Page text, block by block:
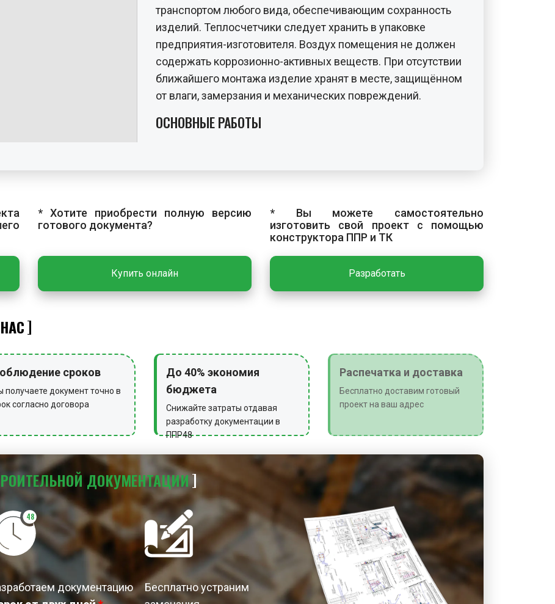
транспортом любого вида, обеспечивающим сохранность
изделий. Теплосчетчики следует хранить в упаковке
предприятия-изготовителя. Воздух помещения не должен
содержать коррозионно-активных веществ. При отсутствии
ближайшего монтажа изделие хранят в месте, защищённом
от влаги, замерзания и механических повреждений.
ОСНОВНЫЕ РАБОТЫ
К теплосчетчику должен быть обеспечен свободный
доступ в любое время года. Место установки должно
гарантировать эксплуатацию без механических
повреждений. Не допускается установка в затапливаемых,
холодных помещениях с температурой ниже +5 °С и
влажностью более 80%.
снятия показаний месте. Рекомендуется устанавливать
запорную арматуру до и после прибора, а также фильтры
перед проточной частью. При несовпадении диаметров
используются переходные конуса. Требуется обеспечение
прямолинейных участков до и после устройства согласно
рекомендациям производителя. Работы начинают только
после снятия давления. Указатель на корпусе
преобразователя должен совпадать с направлением
потока. При вероятности осадкообразования прибор
устанавливают вертикально. Электромагнитный
преобразователь может быть установлен на
горизонтальных, вертикальных или наклонных участках при
заполнении рабочей средой и угле наклона оси электродов
не более 20°. Фланцы должны быть соосными и
плоскопараллельными. При вибрации трубопровод
* Хотите приобрести полную версию
готового документа?
Купить онлайн
* Вы можете самостоятельно
изготовить свой проект с помощью
конструктора ППР и ТК
Разработать
сроков
получаете документ точно в
согласно договора
До 40% экономия
бюджета
Снижайте затраты отдавая
разработку документации в
ППР48
Распечатка и доставка
Бесплатно доставим готовый
проект на ваш адрес
ДОКУМЕНТАЦИИ
48
документацию
Бесплатно устраним